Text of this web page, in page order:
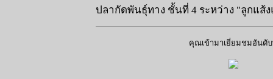
ปลากัดพันธุ์ทาง ชั้นที่ 4 ระหว่าง "ลูกแส้
คุณเข้ามาเยี่ยมชมอันดั